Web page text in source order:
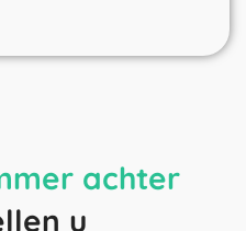
achter
u